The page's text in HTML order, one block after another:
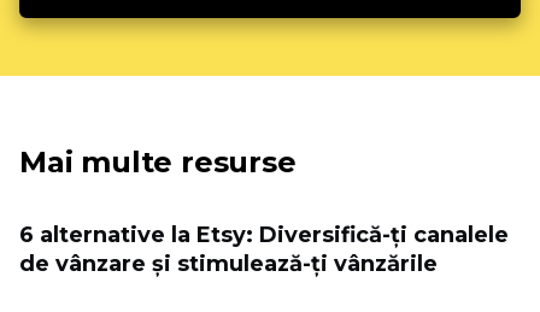
Mai multe resurse
6 alternative la Etsy: Diversifică-ți canalele
de vânzare și stimulează-ți vânzările